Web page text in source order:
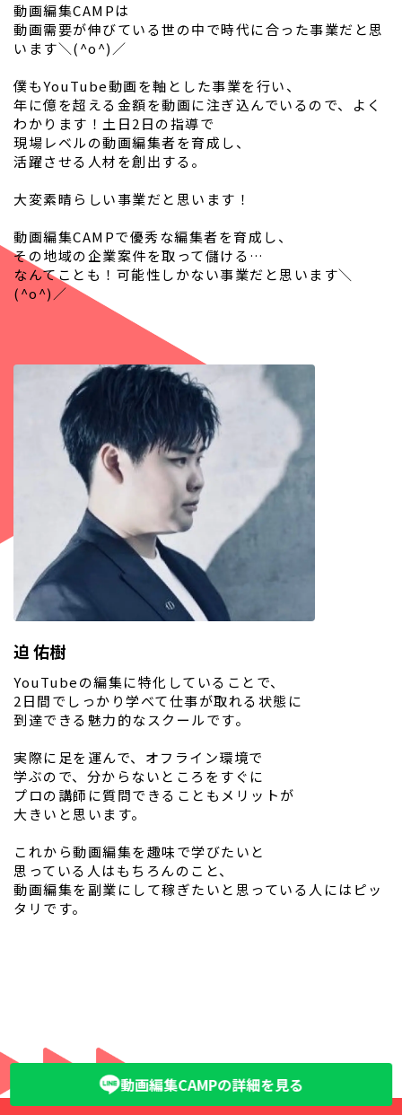
動画編集CAMPの詳細を見る
動画編集CAMPは
動画需要が伸びている世の中で時代に合った事業だと思
います＼(^o^)／
僕もYouTube動画を軸とした事業を行い、
年に億を超える金額を動画に注ぎ込んでいるので、よく
わかります！土日2日の指導で
現場レベルの動画編集者を育成し、
活躍させる人材を創出する。
大変素晴らしい事業だと思います！
動画編集CAMPで優秀な編集者を育成し、
その地域の企業案件を取って儲ける…
なんてことも！可能性しかない事業だと思います＼
(^o^)／
迫 佑樹
YouTubeの編集に特化していることで、
2日間でしっかり学べて仕事が取れる状態に
到達できる魅力的なスクールです。
実際に足を運んで、オフライン環境で
学ぶので、分からないところをすぐに
プロの講師に質問できることもメリットが
大きいと思います。
これから動画編集を趣味で学びたいと
思っている人はもちろんのこと、
動画編集を副業にして稼ぎたいと思っている人にはピッ
タリです。